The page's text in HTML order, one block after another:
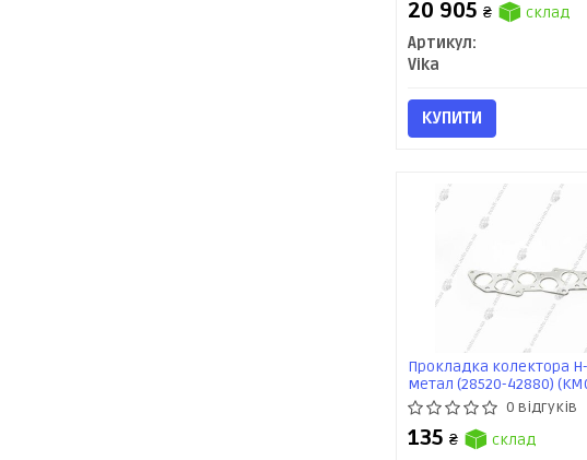
20 905 ₴
склад
Артикул:
Vika
КУПИТИ
Прокладка колектора
метал (28520-42880)
0 відгуків
135 ₴
склад